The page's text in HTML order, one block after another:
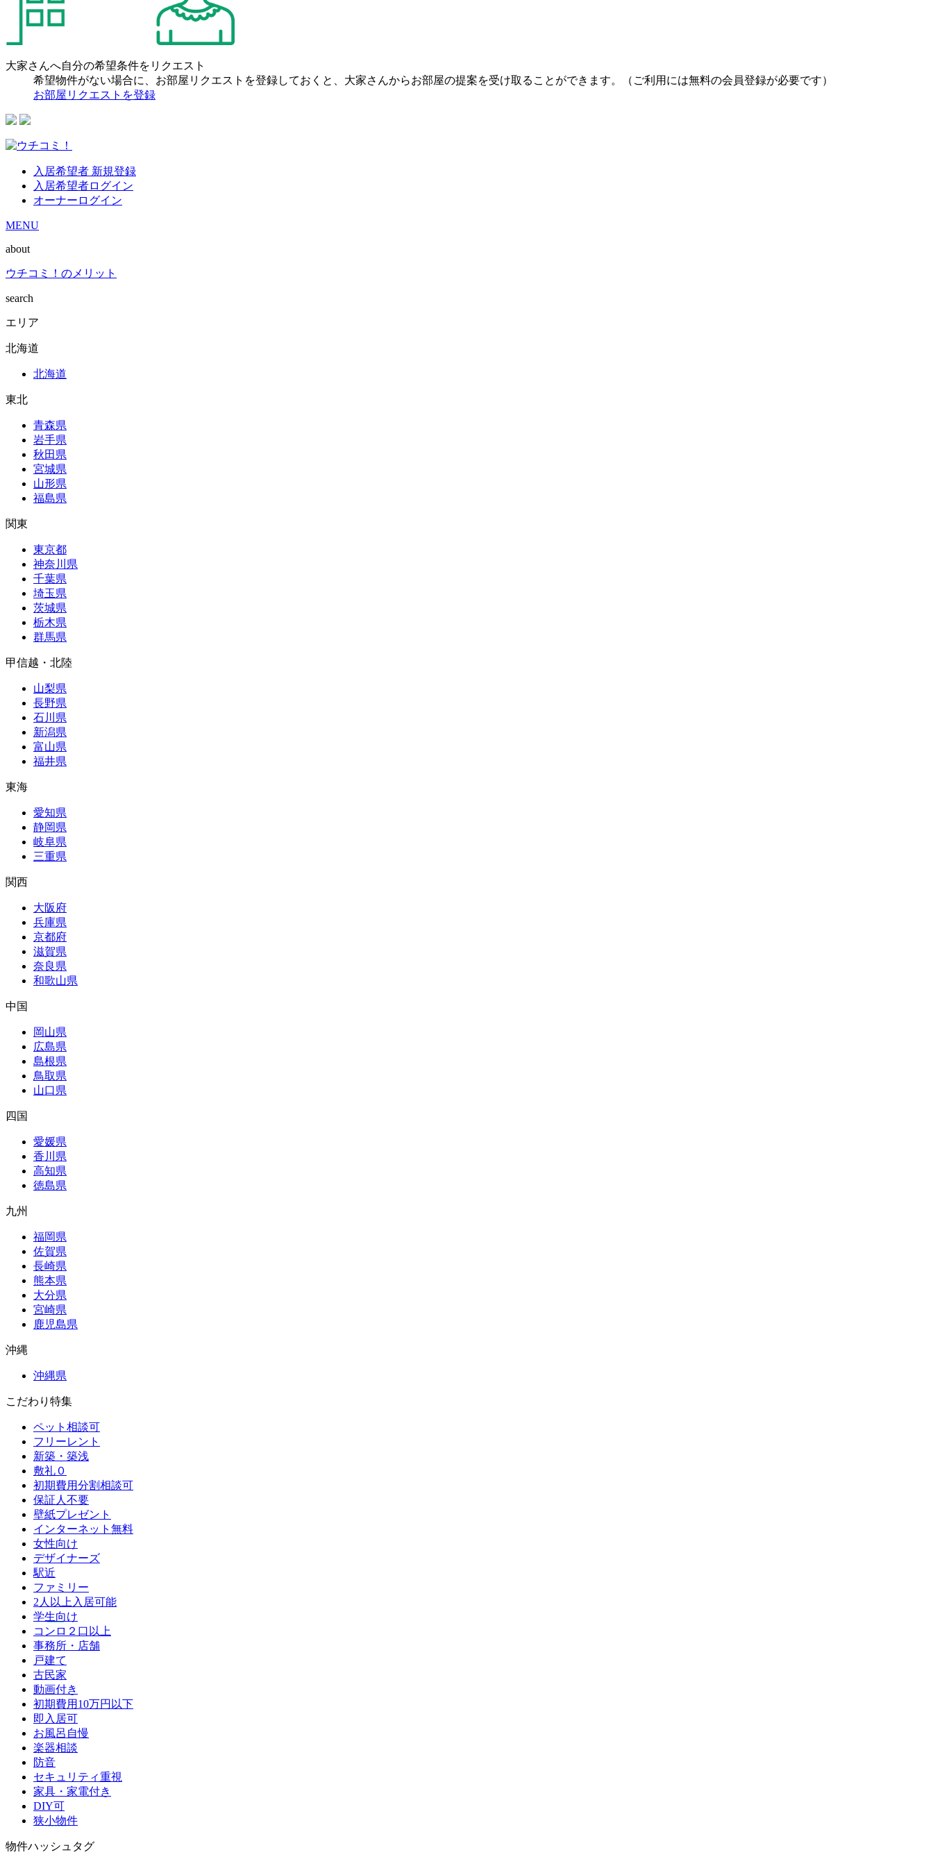
大家さんへ自分の希望条件をリクエスト
希望物件がない場合に、お部屋リクエストを登録しておくと、大家さんからお部屋の提案を受け取ることができます。（ご利用には無料の会員登録が必要です）
お部屋リクエストを登録
入居希望者 新規登録
入居希望者ログイン
オーナーログイン
MENU
about
ウチコミ！のメリット
search
エリア
北海道
北海道
東北
青森県
岩手県
秋田県
宮城県
山形県
福島県
関東
東京都
神奈川県
千葉県
埼玉県
茨城県
栃木県
群馬県
甲信越・北陸
山梨県
長野県
石川県
新潟県
富山県
福井県
東海
愛知県
静岡県
岐阜県
三重県
関西
大阪府
兵庫県
京都府
滋賀県
奈良県
和歌山県
中国
岡山県
広島県
島根県
鳥取県
山口県
四国
愛媛県
香川県
高知県
徳島県
九州
福岡県
佐賀県
長崎県
熊本県
大分県
宮崎県
鹿児島県
沖縄
沖縄県
こだわり特集
ペット相談可
フリーレント
新築・築浅
敷礼０
初期費用分割相談可
保証人不要
壁紙プレゼント
インターネット無料
女性向け
デザイナーズ
駅近
ファミリー
2人以上入居可能
学生向け
コンロ２口以上
事務所・店舗
戸建て
古民家
動画付き
初期費用10万円以下
即入居可
お風呂自慢
楽器相談
防音
セキュリティ重視
家具・家電付き
DIY可
狭小物件
物件ハッシュタグ